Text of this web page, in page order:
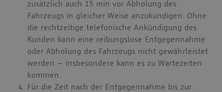
zusätzlich auch 15 min vor Abholung des
Fahrzeugs in gleicher Weise anzukündigen. Ohne
die rechtzeitige telefonische Ankündigung des
Kunden kann eine reibungslose Entgegennahme
oder Abholung des Fahrzeugs nicht gewährleistet
werden – insbesondere kann es zu Wartezeiten
kommen.
Für die Zeit nach der Entgegennahme bis zur